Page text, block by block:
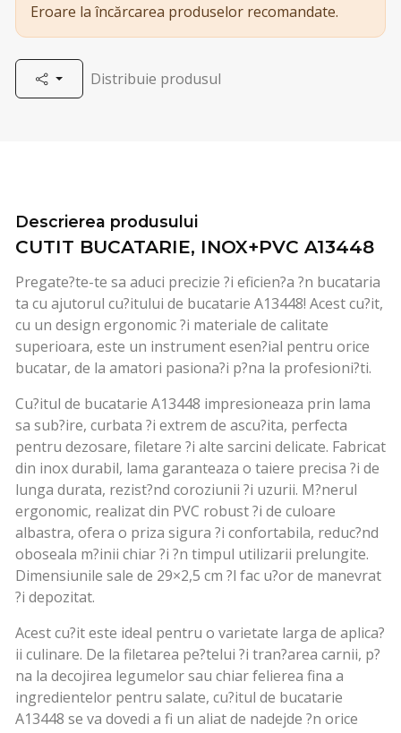
Eroare la încărcarea produselor recomandate.
Distribuie produsul
Descrierea produsului
CUTIT BUCATARIE, INOX+PVC A13448
Pregate?te-te sa aduci precizie ?i eficien?a ?n bucataria
ta cu ajutorul cu?itului de bucatarie A13448! Acest cu?it,
cu un design ergonomic ?i materiale de calitate
superioara, este un instrument esen?ial pentru orice
bucatar, de la amatori pasiona?i p?na la profesioni?ti.
Cu?itul de bucatarie A13448 impresioneaza prin lama
sa sub?ire, curbata ?i extrem de ascu?ita, perfecta
pentru dezosare, filetare ?i alte sarcini delicate. Fabricat
din inox durabil, lama garanteaza o taiere precisa ?i de
lunga durata, rezist?nd coroziunii ?i uzurii. M?nerul
ergonomic, realizat din PVC robust ?i de culoare
albastra, ofera o priza sigura ?i confortabila, reduc?nd
oboseala m?inii chiar ?i ?n timpul utilizarii prelungite.
Dimensiunile sale de 29×2,5 cm ?l fac u?or de manevrat
?i depozitat.
Acest cu?it este ideal pentru o varietate larga de aplica?
ii culinare. De la filetarea pe?telui ?i tran?area carnii, p?
na la decojirea legumelor sau chiar felierea fina a
ingredientelor pentru salate, cu?itul de bucatarie
A13448 se va dovedi a fi un aliat de nadejde ?n orice